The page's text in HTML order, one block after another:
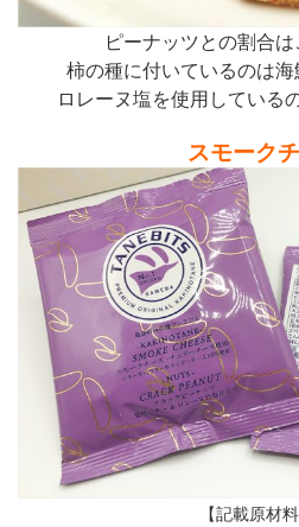
ピーナッツとの割合
柿の種に付いているのは
ロレーヌ塩を使用してい
スモーク
【記載原材料